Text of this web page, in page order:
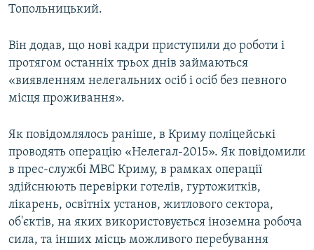
Топольницький.
Він додав, що нові кадри приступили до роботи і
протягом останніх трьох днів займаються
«виявленням нелегальних осіб і осіб без певного
місця проживання».
Як повідомлялось раніше, в Криму поліцейські
проводять операцію «Нелегал-2015». Як повідомили
в прес-службі МВС Криму, в рамках операції
здійснюють перевірки готелів, гуртожитків,
лікарень, освітніх установ, житлового сектора,
об'єктів, на яких використовується іноземна робоча
сила, та інших місць можливого перебування